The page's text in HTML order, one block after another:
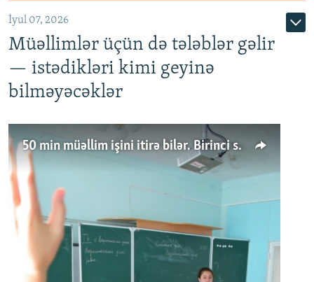
İyul 07, 2026
Müəllimlər üçün də tələblər gəlir
— istədikləri kimi geyinə
bilməyəcəklər
50 min müəllim işini itirə bilər. Birinci sinfə gedənlər azalır